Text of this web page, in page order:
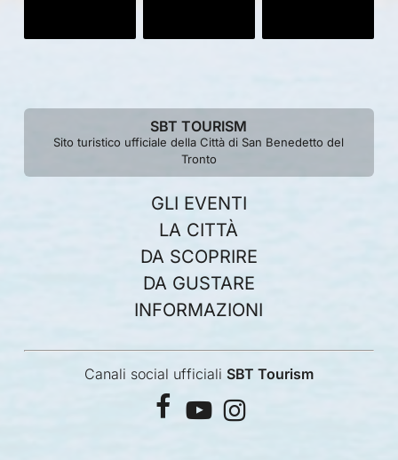
SBT TOURISM
Sito turistico ufficiale della Città di San Benedetto del
Tronto
GLI EVENTI
LA CITTÀ
DA SCOPRIRE
DA GUSTARE
INFORMAZIONI
Canali social ufficiali SBT Tourism
facebook
youtubeinstagram